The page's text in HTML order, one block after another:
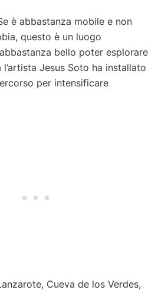
è abbastanza mobile e non
questo è un luogo
bello poter esplorare
Jesus Soto ha installato
per intensificare
Cueva de los Verdes,